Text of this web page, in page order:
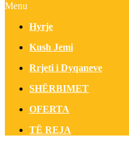
Menu
Hyrje
Kush Jemi
Rrjeti i Dyqaneve
SHËRBIMET
OFERTA
TË REJA